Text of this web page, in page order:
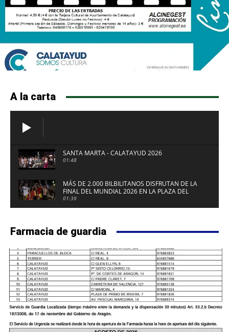
A la carta
SANTA MARTA - CALATAYUD 2026
01:48
MÁS DE 2.000 BILBILITANOS DISFRUTAN DE LA
FINAL DEL MUNDIAL 2026 EN LA PLAZA DEL
FUERTE DE CALATAYUD
01:39
Farmacia de guardia